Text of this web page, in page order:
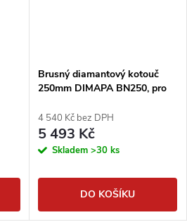
Brusný diamantový kotouč
250mm DIMAPA BN250, pro
4 540 Kč bez DPH
5 493 Kč
Skladem >30 ks
DO KOŠÍKU